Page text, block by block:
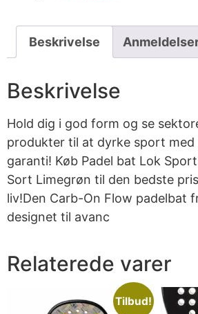
Beskrivelse
Beskrivelse
Hold dig i god form og se
produkter til at dyrke sport med
garanti! Køb Padel bat Lok
Sort Limegrøn til den bedste
liv!Den Carb-On Flow padelbat
designet til avanc
Relaterede varer
Tilbud!